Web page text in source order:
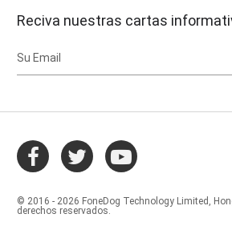
Reciva nuestras cartas
© 2016 - 2026 FoneDog Technology Limited,
derechos reservados.